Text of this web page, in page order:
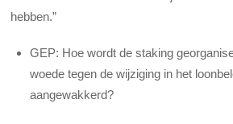
hebben.”
GEP: Hoe wordt de staking
woede tegen de wijziging in het
aangewakkerd?